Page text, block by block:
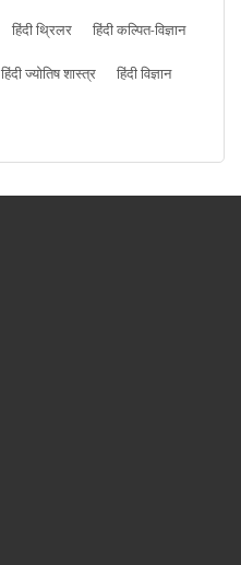
हिंदी थ्रिलर
हिंदी कल्पित-विज्ञान
हिंदी ज्योतिष शास्त्र
हिंदी विज्ञान